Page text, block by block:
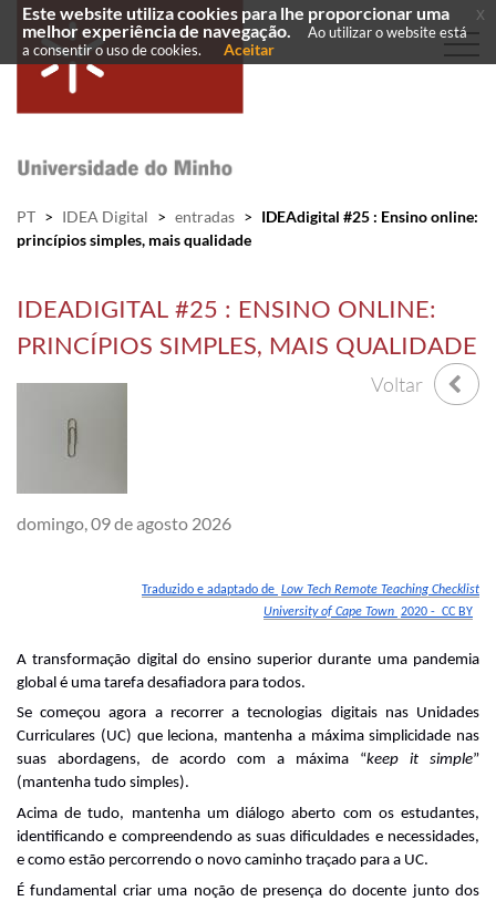
PT > IDEA Digital > entradas > IDEAdigital #25 : Ensino online:
princípios simples, mais qualidade
IDEADIGITAL #25 : ENSINO ONLINE:
PRINCÍPIOS SIMPLES, MAIS QUALIDADE
Voltar
domingo, 09 de agosto 2026
Traduzido e adaptado de Low Tech Remote Teaching Checklist
University of Cape Town 2020 -  CC BY
A transformação digital do ensino superior durante uma pandemia
global é uma tarefa desafiadora para todos.
Se começou agora a recorrer a tecnologias digitais nas Unidades
Curriculares (UC) que leciona, mantenha a máxima simplicidade nas
suas abordagens, de acordo com a máxima “keep it simple”
(mantenha tudo simples).
Acima de tudo, mantenha um diálogo aberto com os estudantes,
identificando e compreendendo as suas dificuldades e necessidades,
e como estão percorrendo o novo caminho traçado para a UC.
É fundamental criar uma noção de presença do docente junto dos
Este website utiliza cookies para lhe proporcionar uma
melhor experiência de navegação.
Ao utilizar o website está
a consentir o uso de cookies.
Aceitar
x